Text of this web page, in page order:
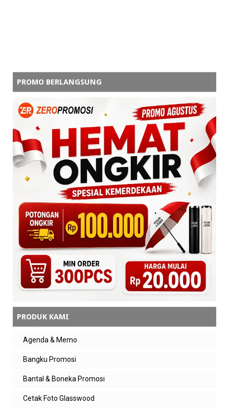
PROMO BERLANGSUNG
PRODUK KAMI
Agenda & Memo
Bangku Promosi
Bantal & Boneka Promosi
Cetak Foto Glasswood